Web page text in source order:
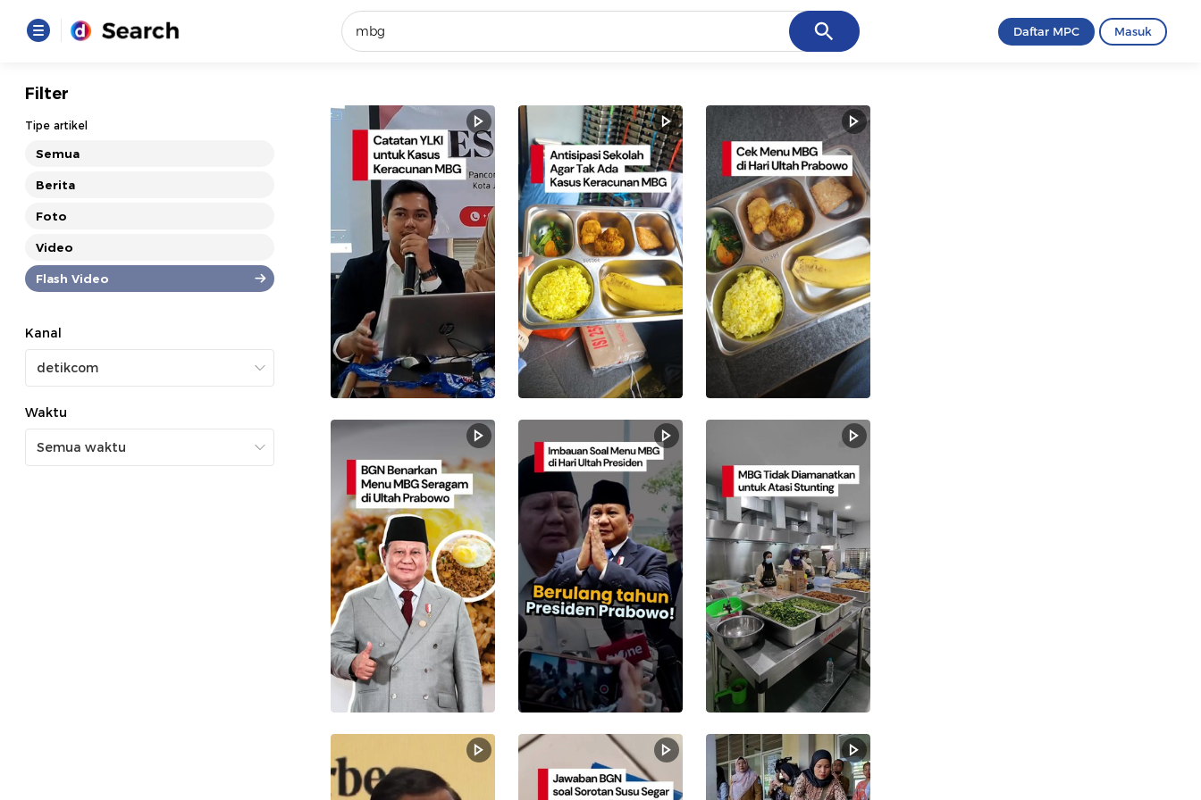
Cancel
Loading...
Promoted
Terakhir yang dicari
Loading...
Daftar MPC Masuk
Filter
Tipe artikel
Semua
Berita
Foto
Video
Flash Video
Kanal
Waktu